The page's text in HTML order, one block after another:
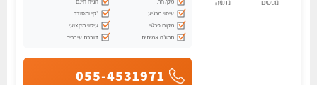
נוספים
נתניה
עיסוי מרגיע
נקי ומסודר
מקום פרטי
עיסוי מקצועי
תמונה אמיתית
דוברת עיברית
055-4531971